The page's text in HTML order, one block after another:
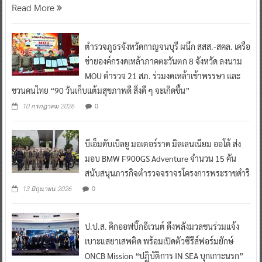
Read More
ตำรวจภูธรจังหวัดกาญจนบุรี ผนึก สสส.-สคล. เครือ
ข่ายองค์กรงดเหล้าภาคตะวันตก 8 จังหวัด ลงนาม
MOU ตำรวจ 21 สภ. ร่วมงดเหล้าเข้าพรรษา และ
ชวนคนไทย “90 วันเก็บแต้มสุขภาพดี สิ่งดี ๆ จะเกิดขึ้น”
10 กรกฎาคม 2026 0
บีเอ็มดับเบิลยู มอเตอร์ราด มิลเลนเนียม ออโต้ ส่ง
มอบ BMW F900GS Adventure จำนวน 15 คัน
สนับสนุนภารกิจตำรวจจราจรโครงการพระราชดำริ
13 มิถุนายน 2026 0
ป.ป.ส. คิกออฟบิ๊กอีเวนต์ ดึงพลังมวลชนร่วมแจ้ง
เบาะแสยาเสพติด พร้อมเปิดตัวซีรีส์ฟอร์มยักษ์
ONCB Mission “ปฏิบัติการ IN SEA บุกเกาะนรก”